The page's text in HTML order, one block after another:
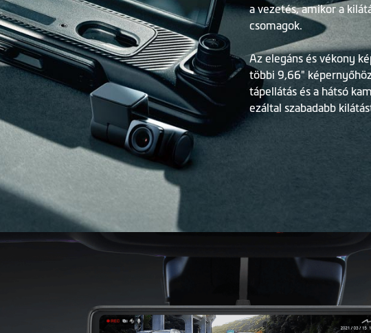
a vezetés, amikor a
csomagok.
Az elegáns és vékony
többi 9,66"
tápellátás és a hátsó
ezáltal szabadabb